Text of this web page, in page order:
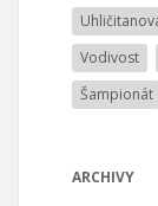
Vodivost
Šampionát
ARCHIVY